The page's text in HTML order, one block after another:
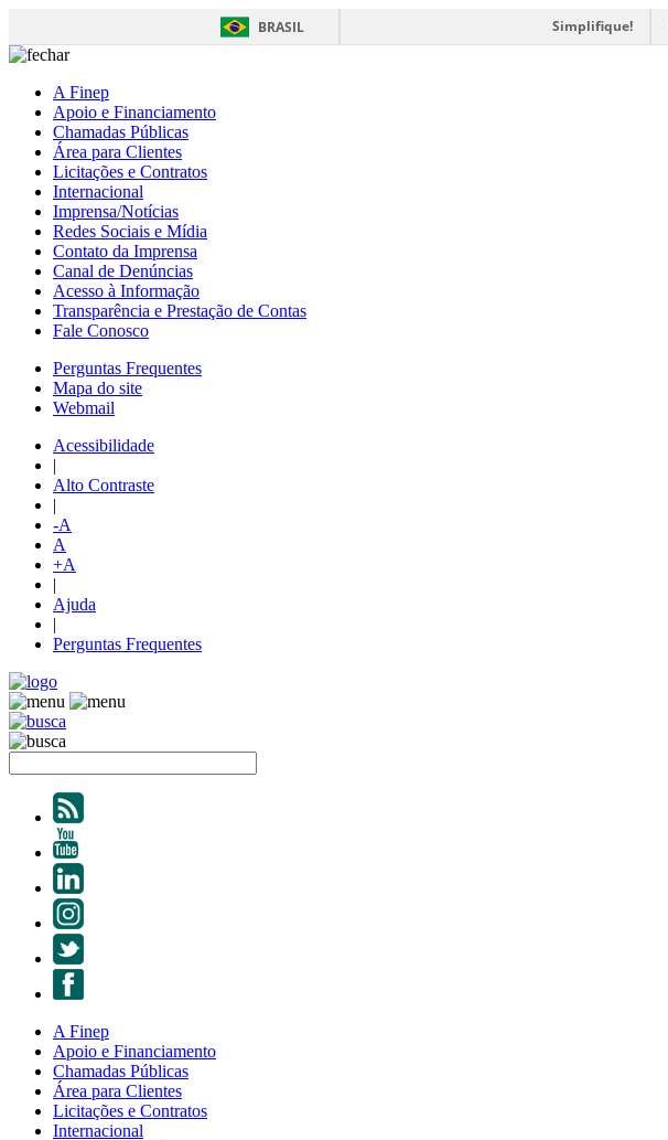
BRASIL Simplifique!
A Finep
Apoio e Financiamento
Chamadas Públicas
Área para Clientes
Licitações e Contratos
Internacional
Imprensa/Notícias
Redes Sociais e Mídia
Contato da Imprensa
Canal de Denúncias
Acesso à Informação
Transparência e Prestação de Contas
Fale Conosco
Perguntas Frequentes
Mapa do site
Webmail
Acessibilidade
|
Alto Contraste
|
-A
A
+A
|
Ajuda
|
Perguntas Frequentes
A Finep
Apoio e Financiamento
Chamadas Públicas
Área para Clientes
Licitações e Contratos
Internacional